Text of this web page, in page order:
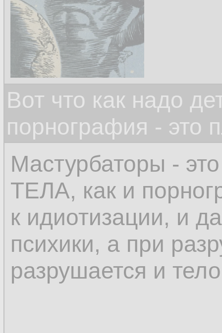
Вот что как надо
порнография - это
Мастурбаторы -
ТЕЛА, как и
к идиотизации, и
психики, а при
разрушается и